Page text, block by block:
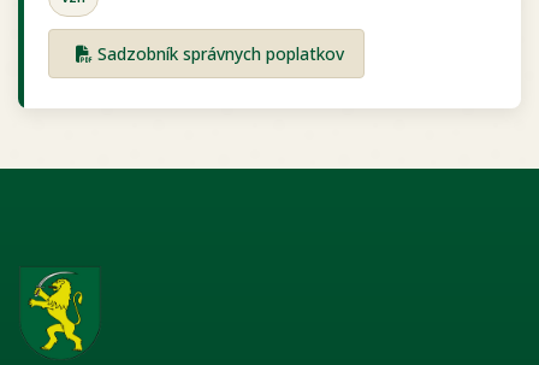
Sadzobník správnych poplatkov